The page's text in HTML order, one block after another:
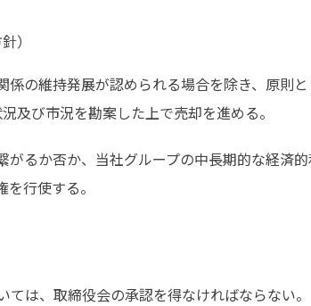
）
の維持発展が認められる場合を除き、原則
及び市況を勘案した上で売却を進める。
るか否か、当社グループの中長期的な経済
行使する。
は、取締役会の承認を得なければならない。